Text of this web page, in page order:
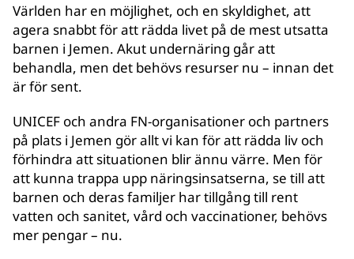
Världen har en möjlighet, och en skyldighet, att
agera snabbt för att rädda livet på de mest utsatta
barnen i Jemen. Akut undernäring går att
behandla, men det behövs resurser nu – innan det
är för sent.
UNICEF och andra FN-organisationer och partners
på plats i Jemen gör allt vi kan för att rädda liv och
förhindra att situationen blir ännu värre. Men för
att kunna trappa upp näringsinsatserna, se till att
barnen och deras familjer har tillgång till rent
vatten och sanitet, vård och vaccinationer, behövs
mer pengar – nu.